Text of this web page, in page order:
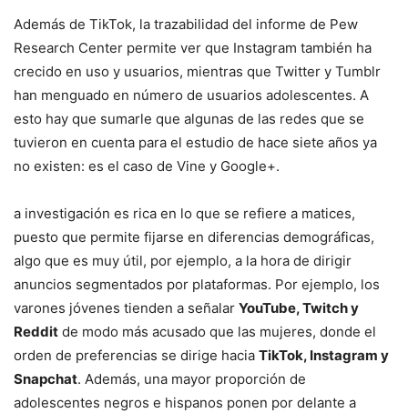
Además de TikTok, la trazabilidad del informe de Pew
Research Center permite ver que Instagram también ha
crecido en uso y usuarios, mientras que Twitter y Tumblr
han menguado en número de usuarios adolescentes. A
esto hay que sumarle que algunas de las redes que se
tuvieron en cuenta para el estudio de hace siete años ya
no existen: es el caso de Vine y Google+.
a investigación es rica en lo que se refiere a matices,
puesto que permite fijarse en diferencias demográficas,
algo que es muy útil, por ejemplo, a la hora de dirigir
anuncios segmentados por plataformas. Por ejemplo, los
varones jóvenes tienden a señalar YouTube, Twitch y
Reddit de modo más acusado que las mujeres, donde el
orden de preferencias se dirige hacia TikTok, Instagram y
Snapchat. Además, una mayor proporción de
adolescentes negros e hispanos ponen por delante a